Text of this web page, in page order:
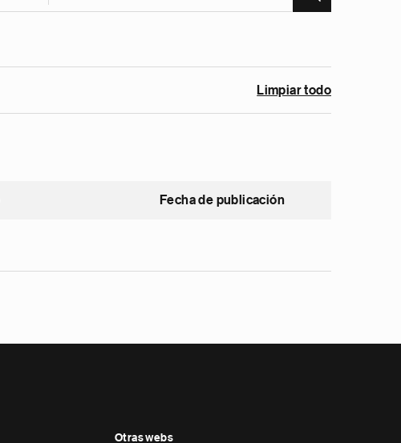
Limpiar todo
Fecha de publicación
Otras webs